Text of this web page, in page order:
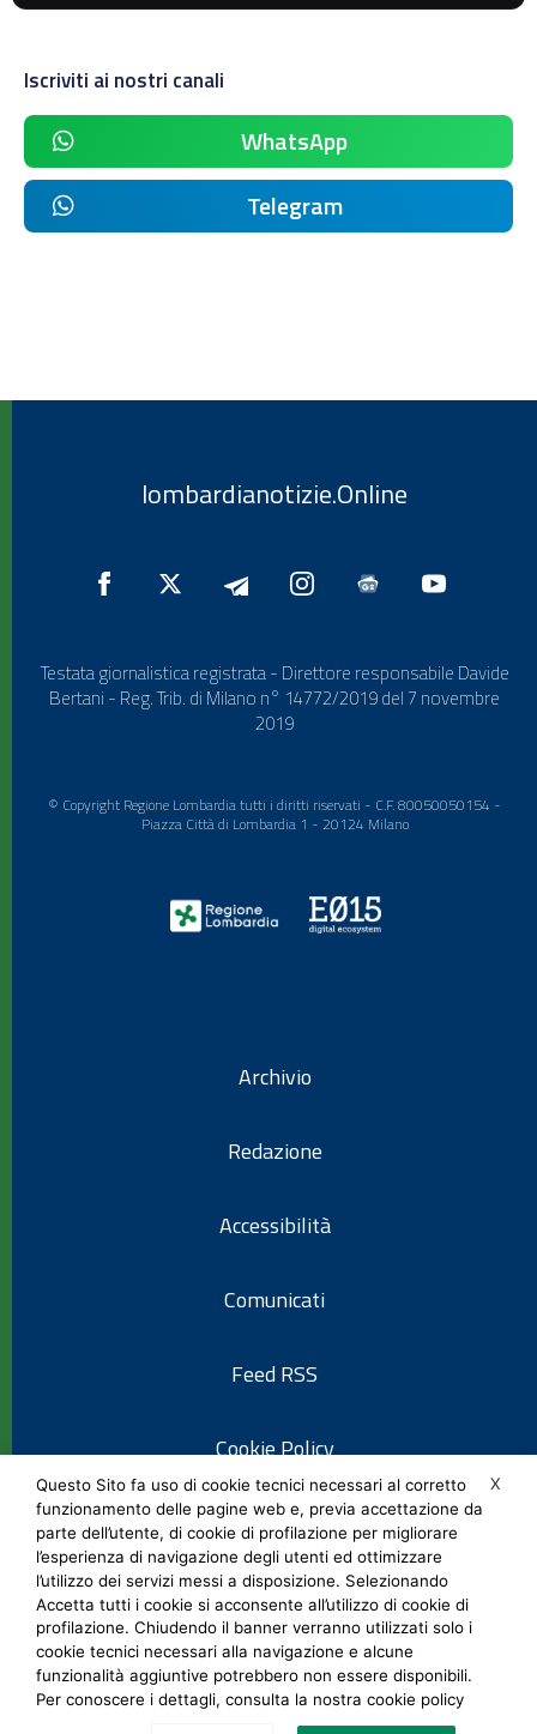
Iscriviti ai nostri canali
WhatsApp
Telegram
lombardianotizie.Online
Testata giornalistica registrata - Direttore responsabile Davide
Bertani - Reg. Trib. di Milano n° 14772/2019 del 7 novembre
2019
© Copyright Regione Lombardia tutti i diritti riservati - C.F. 80050050154 -
Piazza Città di Lombardia 1 - 20124 Milano
Archivio
Redazione
Accessibilità
Comunicati
Feed RSS
Cookie Policy
Informativa privacy
Note legali
Social Media Policy
X
Questo Sito fa uso di cookie tecnici necessari al corretto
funzionamento delle pagine web e, previa accettazione da
parte dell’utente, di cookie di profilazione per migliorare
l’esperienza di navigazione degli utenti ed ottimizzare
l’utilizzo dei servizi messi a disposizione. Selezionando
Accetta tutti i cookie si acconsente all’utilizzo di cookie di
profilazione. Chiudendo il banner verranno utilizzati solo i
cookie tecnici necessari alla navigazione e alcune
funzionalità aggiuntive potrebbero non essere disponibili.
Per conoscere i dettagli, consulta la nostra cookie policy